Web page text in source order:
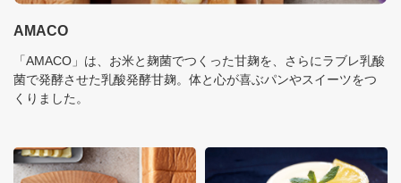
AMACO
「AMACO」は、お米と麹菌でつくった甘麹を、さらにラブレ乳酸
菌で発酵させた乳酸発酵甘麹。体と心が喜ぶパンやスイーツをつ
くりました。